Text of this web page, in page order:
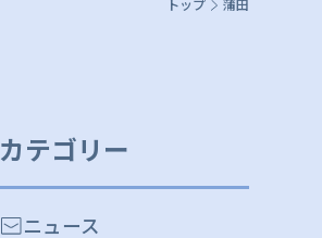
カテゴリー
ニュース